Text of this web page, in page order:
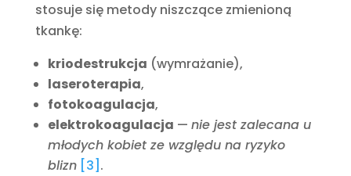
stosuje się metody niszczące zmienioną
tkankę:
kriodestrukcja (wymrażanie),
laseroterapia,
fotokoagulacja,
elektrokoagulacja — nie jest zalecana u
młodych kobiet ze względu na ryzyko
blizn [3] .